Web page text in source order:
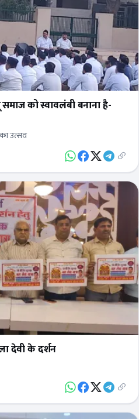
को स्वावलंबी बनाना है-
उत्सव
देवी के दर्शन